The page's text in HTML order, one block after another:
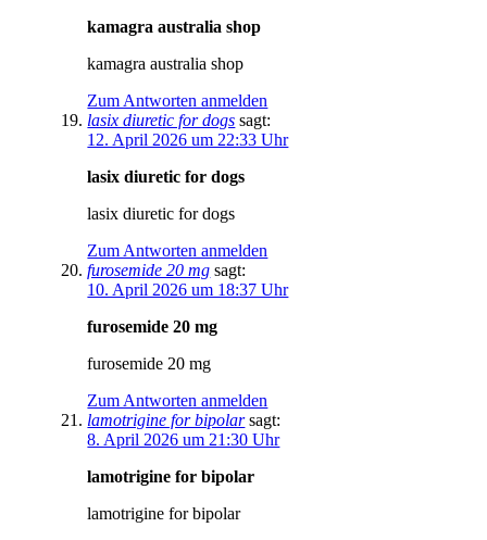
kamagra australia shop
kamagra australia shop
Zum Antworten anmelden
lasix diuretic for dogs sagt:
12. April 2026 um 22:33 Uhr
lasix diuretic for dogs
lasix diuretic for dogs
Zum Antworten anmelden
furosemide 20 mg sagt:
10. April 2026 um 18:37 Uhr
furosemide 20 mg
furosemide 20 mg
Zum Antworten anmelden
lamotrigine for bipolar sagt:
8. April 2026 um 21:30 Uhr
lamotrigine for bipolar
lamotrigine for bipolar